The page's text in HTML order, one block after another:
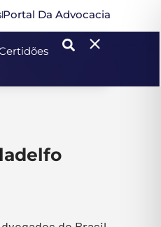
Portal Da Advocacia